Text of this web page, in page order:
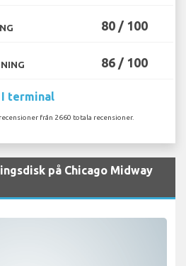
80 / 100
86 / 100
I terminal
från 2660 totala recensioner.
på Chicago Midway